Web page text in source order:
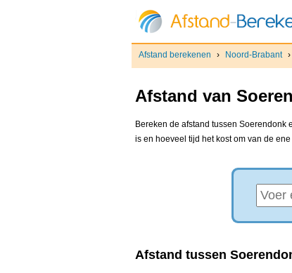
Afstand berekenen › Noord-Brabant ›
Afstand van
Bereken de afstand tussen
is en hoeveel tijd het kost om van de
Afstand tussen